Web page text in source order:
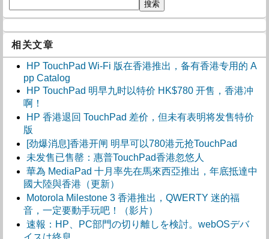
相关文章
HP TouchPad Wi-Fi 版在香港推出，备有香港专用的 A
pp Catalog
HP TouchPad 明早九时以特价 HK$780 开售，香港冲
啊！
HP 香港退回 TouchPad 差价，但未有表明将发售特价
版
[劲爆消息]香港开闸 明早可以780港元抢TouchPad
未发售已售罄：惠普TouchPad香港忽悠人
華為 MediaPad 十月率先在馬來西亞推出，年底抵達中
國大陸與香港（更新）
Motorola Milestone 3 香港推出，QWERTY 迷的福
音，一定要動手玩吧！（影片）
速報：HP、PC部門の切り離しを検討。webOSデバ
イスは終息